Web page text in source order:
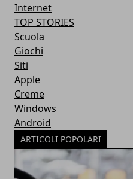
Internet
TOP STORIES
Scuola
Giochi
Siti
Apple
Creme
Windows
Android
ARTICOLI POPOLARI